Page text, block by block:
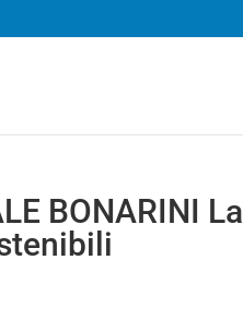
BONARINI La